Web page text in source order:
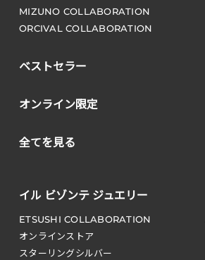
MIZUNO COLLABORATION
ORCIVAL COLLABORATION
ベストセラー
オンライン限定
全てを見る
イル ビゾンテ ジュエリー
ETSUSHI COLLABORATION
オンラインストア
スターリングシルバー